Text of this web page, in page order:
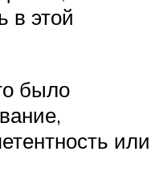
в этой
было
или